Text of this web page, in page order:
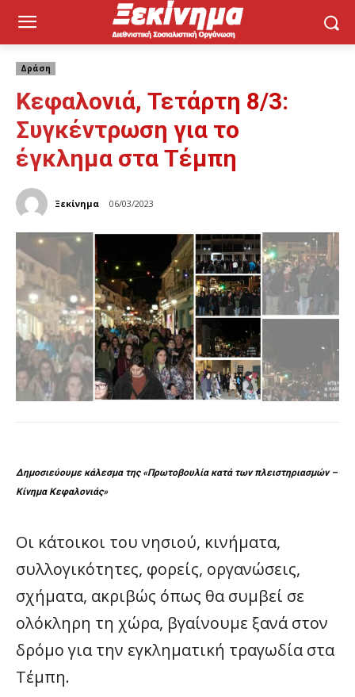
Δράση
Κεφαλονιά, Τετάρτη 8/3:
Συγκέντρωση για τo
έγκλημα στα Τέμπη
Ξεκίνημα 06/03/2023
Δημοσιεύουμε κάλεσμα της «Πρωτοβουλία κατά των πλειστηριασμών –
Κίνημα Κεφαλονιάς»
Οι κάτοικοι του νησιού, κινήματα,
συλλογικότητες, φορείς, οργανώσεις,
σχήματα, ακριβώς όπως θα συμβεί σε
ολόκληρη τη χώρα, βγαίνουμε ξανά στον
δρόμο για την εγκληματική τραγωδία στα
Τέμπη.